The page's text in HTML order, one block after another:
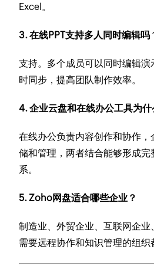
Excel。
3. 在线PPT支持多人同时编辑吗
支持。多个成员可以同时编辑
时同步，提高团队制作效率。
4. 企业云盘和在线办公工具为什
在线办公负责内容创作和协作
储和管理，两者结合能够形成
系。
5. Zoho网盘适合哪些企业？
制造业、外贸企业、互联网企业
需要远程协作和知识管理的组织